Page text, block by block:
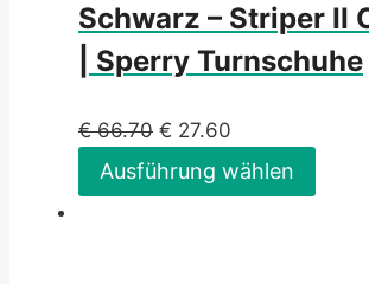
Schwarz – Striper II
| Sperry Turnschuhe
€66.70 € 27.60
Ausführung wählen